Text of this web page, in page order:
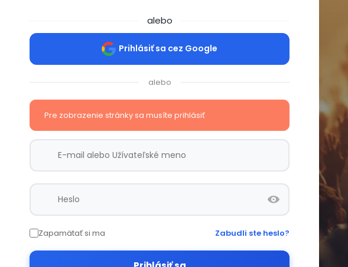
alebo
Prihlásiť sa cez Google
alebo
Pre zobrazenie stránky sa musíte prihlásiť
Zapamätať si ma Zabudli ste heslo?